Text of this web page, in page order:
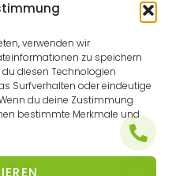
verwenden wir
zu speichern
diesen Technologien
Surfverhalten oder eindeutige
du deine Zustimmung
bestimmte Merkmale und
Österreich
60 60 0